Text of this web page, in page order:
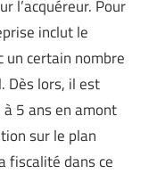
l’acquéreur. Pour
inclut le
un certain nombre
Dès lors, il est
à 5 ans en amont
sur le plan
fiscalité dans ce